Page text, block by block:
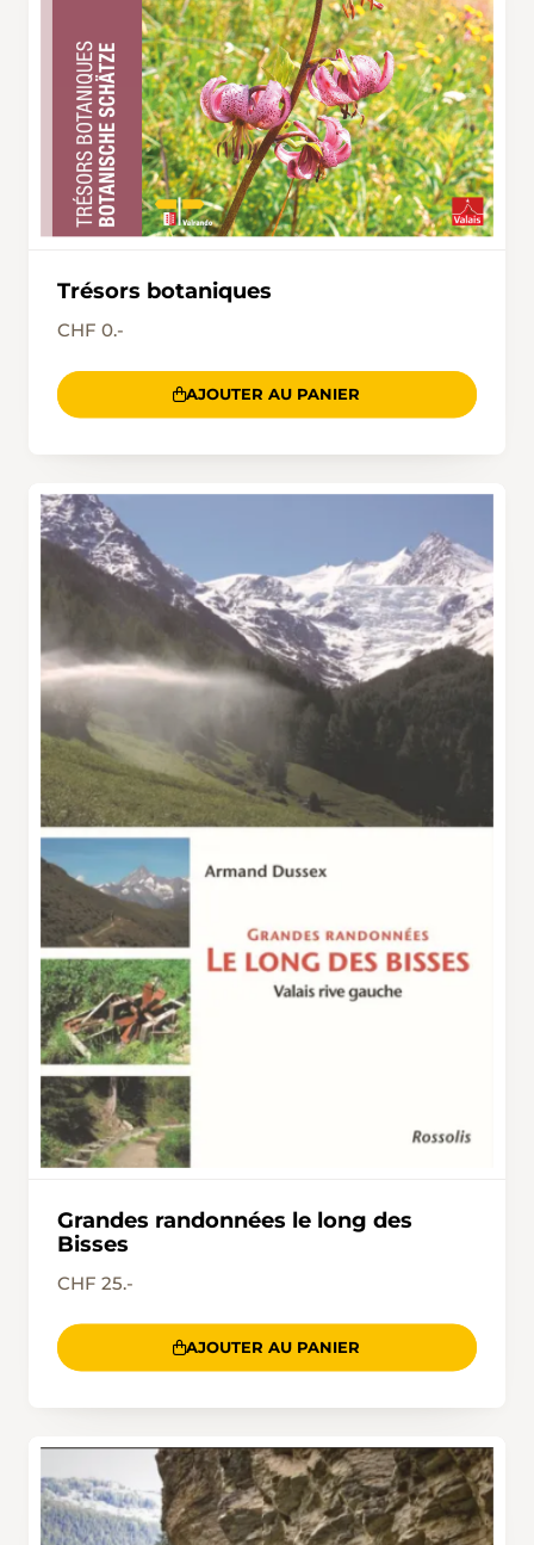
Trésors botaniques
CHF 0.-
AJOUTER AU PANIER
Grandes randonnées le long des
Bisses
CHF 25.-
AJOUTER AU PANIER